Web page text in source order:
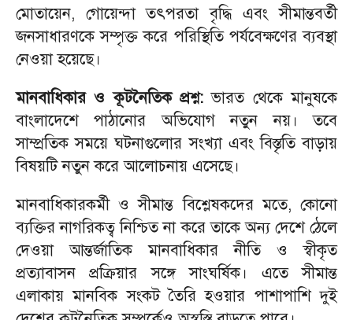
মোতায়েন, গোয়েন্দা তৎপরতা বৃদ্ধি এবং সীমান্তবর্তী
জনসাধারণকে সম্পৃক্ত করে পরিস্থিতি পর্যবেক্ষণের ব্যবস্থা
নেওয়া হয়েছে।
মানবাধিকার ও কূটনৈতিক প্রশ্ন:ভারত থেকে মানুষকে
বাংলাদেশে পাঠানোর অভিযোগ নতুন নয়। তবে
সাম্প্রতিক সময়ে ঘটনাগুলোর সংখ্যা এবং বিস্তৃতি বাড়ায়
বিষয়টি নতুন করে আলোচনায় এসেছে।
মানবাধিকারকর্মী ও সীমান্ত বিশ্লেষকদের মতে, কোনো
ব্যক্তির নাগরিকত্ব নিশ্চিত না করে তাকে অন্য দেশে ঠেলে
দেওয়া আন্তর্জাতিক মানবাধিকার নীতি ও স্বীকৃত
প্রত্যাবাসন প্রক্রিয়ার সঙ্গে সাংঘর্ষিক। এতে সীমান্ত
এলাকায় মানবিক সংকট তৈরি হওয়ার পাশাপাশি দুই